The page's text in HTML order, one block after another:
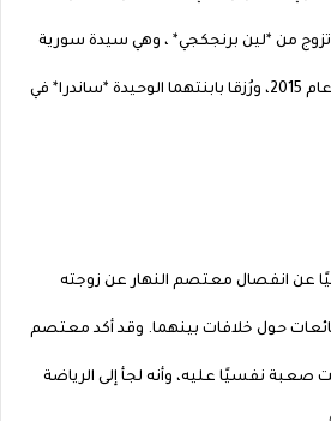
الفنية عام 2007. تزوج من *لين برنجكجي* ، وهي سيدة سورية
من خارج الوسط الفني، في عام 2015، ورُزقا بابنتهما الوحيدة *ساندرا* في
أُعلن رسميًا عن انفصال معتصم النهار عن زوجته
حول خلافات بينهما. وقد أكد معتصم
صعبة نفسيًا عليه، وأنه لجأ إلى الرياضة